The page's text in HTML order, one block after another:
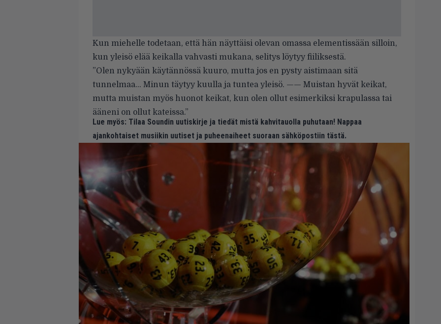
Kun miehelle todetaan, että hän näyttäisi olevan omassa elementissään silloin,
kun yleisö elää keikalla vahvasti mukana, selitys löytyy fiiliksestä.
”Olen nykyään käytännössä kuuro, mutta jos en pysty aistimaan sitä
tunnelmaa… Minun täytyy kuulla ja tuntea yleisö. —— Muistan hyvät keikat,
mutta muistan myös huonot keikat, kun olen ollut esimerkiksi krapulassa tai
ääneni on ollut kateissa.”
Lue myös: Tilaa Soundin uutiskirje ja tiedät mistä kahvitauolla puhutaan! Nappaa
ajankohtaiset musiikin uutiset ja puheenaiheet suoraan sähköpostiin tästä.